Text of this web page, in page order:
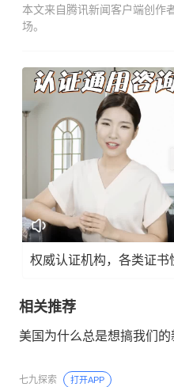
本文来自腾讯新闻客户端创作
场。
权威认证机构，各类证书
相关推荐
美国为什么总是想搞我们的
七九探索 打开APP